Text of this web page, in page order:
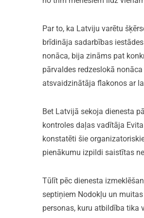
Par to, ka Latviju varētu
brīdināja sadarbības
nonāca, bija zināms pat
pārvaldes redzeslokā
atsvaidzinātāja flakonos ar
Bet Latvijā sekoja dienesta
kontroles daļas vadītāja
konstatēti šie
pienākumu izpildi saistītas
Tūlīt pēc dienesta
septiņiem Nodokļu un
personas, kuru atbildība tika